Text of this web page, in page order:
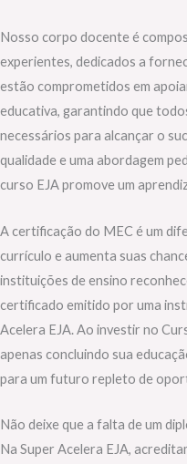
Nosso corpo docente é
experientes, dedicados a
estão comprometidos em
educativa, garantindo que
necessários para alcançar o
qualidade e uma abordagem
curso EJA promove um
A certificação do MEC é um
currículo e aumenta suas
instituições de ensino
certificado emitido por uma
Acelera EJA. Ao investir no
apenas concluindo sua
para um futuro repleto de
Não deixe que a falta de um
Na Super Acelera EJA,